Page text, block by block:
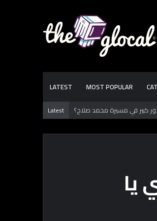
LATEST MOST POPULAR
Latest السنين من الاستيطان البشري
يا